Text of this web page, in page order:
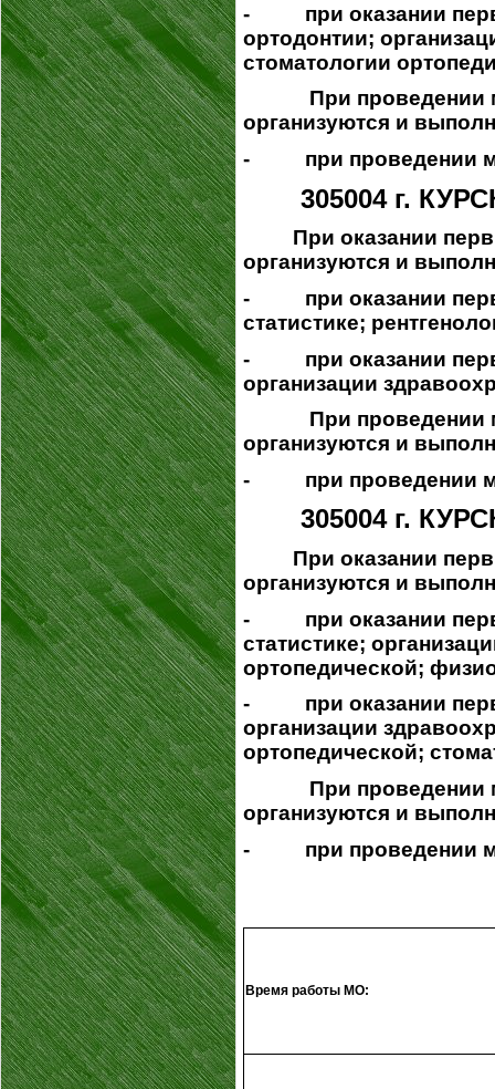
- при оказании
ортодонтии;
стоматологии
При проведении
организуются и
- при проведении
305004 г.
При оказании
организуются и
- при оказании
статистике;
- при оказании
организации
При проведении
организуются и
- при проведении
305004 г.
При оказании
организуются и
- при оказании
статистике;
ортопедической;
- при оказании
организации
ортопедической;
При проведении
организуются и
- при проведении
Время работы МО: